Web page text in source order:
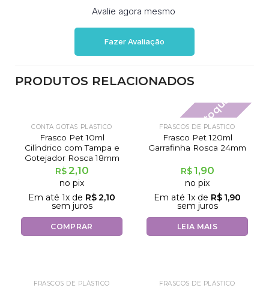
Avalie agora mesmo
Fazer Avaliação
PRODUTOS RELACIONADOS
CONTA GOTAS PLÁSTICO
Frasco Pet 10ml
Cilíndrico com Tampa e
Gotejador Rosca 18mm
R$2,10
no pix
Em até 1x de R$2,10
sem juros
COMPRAR
Fora de estoque
FRASCOS DE PLÁSTICO
Frasco Pet 120ml
Garrafinha Rosca 24mm
R$1,90
no pix
Em até 1x de R$ 1,90
sem juros
LEIA MAIS
FRASCOS DE PLÁSTICO FRASCOS DE PLÁSTICO